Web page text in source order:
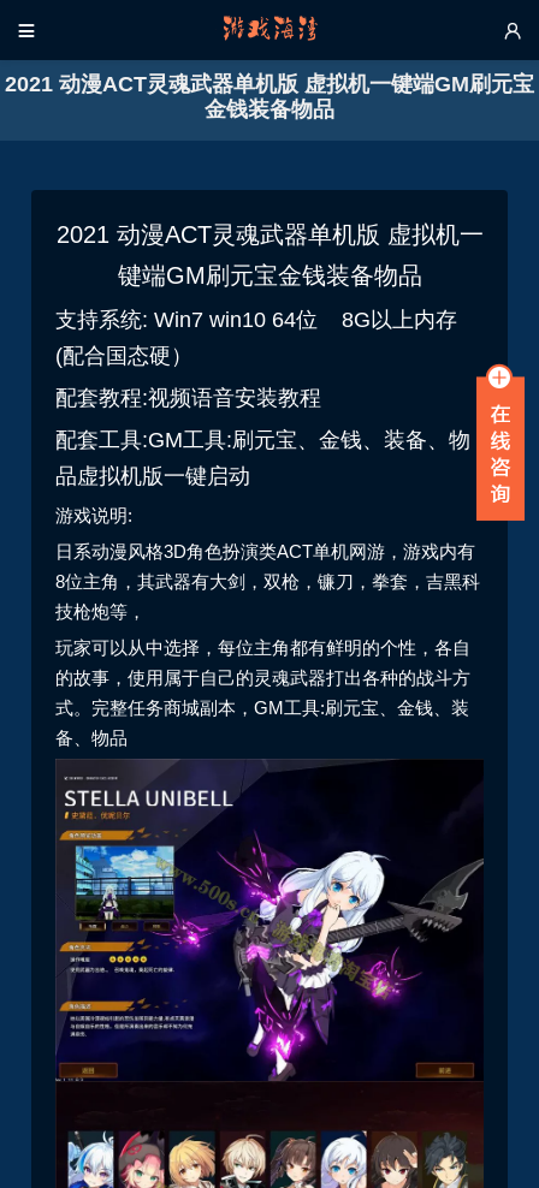
 
2021 动漫ACT灵魂武器单机版 虚拟机一键端GM刷元宝
金钱装备物品
2021 动漫ACT灵魂武器单机版 虚拟机一
键端GM刷元宝金钱装备物品
支持系统: Win7 win10 64位 8G以上内存
(配合国态硬）
配套教程:视频语音安装教程
配套工具:GM工具:刷元宝、金钱、装备、物
品虚拟机版一键启动
游戏说明:
日系动漫风格3D角色扮演类ACT单机网游，游戏内有
8位主角，其武器有大剑，双枪，镰刀，拳套，吉黑科
技枪炮等，
玩家可以从中选择，每位主角都有鲜明的个性，各自
的故事，使用属于自己的灵魂武器打出各种的战斗方
式。 完整任务商城副本，GM工具:刷元宝、金钱、装
备、物品